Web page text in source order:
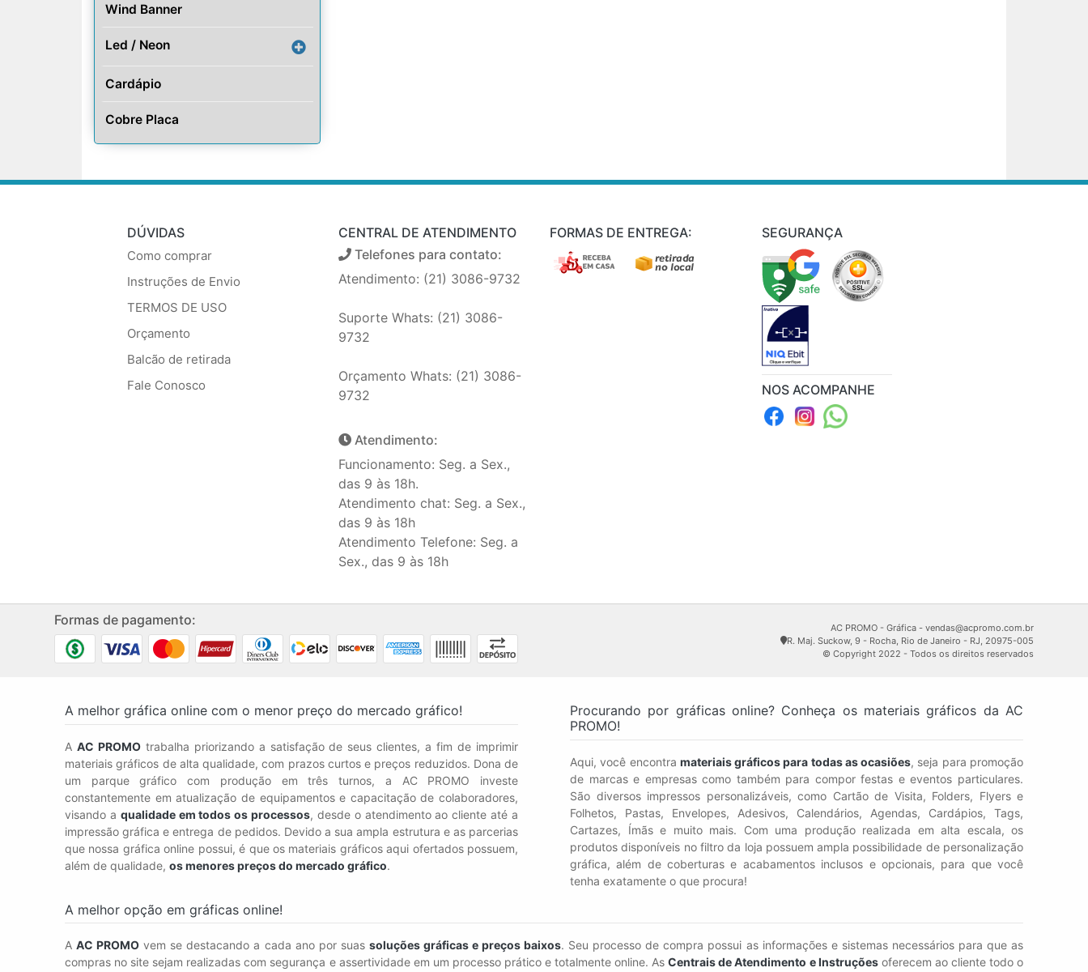
Wind Banner
Led / Neon
Cardápio
Cobre Placa
DÚVIDAS
Como comprar
Instruções de Envio
TERMOS DE USO
Orçamento
Balcão de retirada
Fale Conosco
CENTRAL DE ATENDIMENTO
Telefones para contato:
Atendimento: (21) 3086-9732
Suporte Whats: (21) 3086-
9732
Orçamento Whats: (21) 3086-
9732
Atendimento:
Funcionamento: Seg. a Sex.,
das 9 às 18h.
Atendimento chat: Seg. a Sex.,
das 9 às 18h
Atendimento Telefone: Seg. a
Sex., das 9 às 18h
FORMAS DE ENTREGA: SEGURANÇA
NOS ACOMPANHE
Formas de pagamento:
AC PROMO - Gráfica - vendas@acpromo.com.br
R. Maj. Suckow, 9 - Rocha, Rio de Janeiro - RJ, 20975-005
© Copyright 2022 - Todos os direitos reservados
A melhor gráfica online com o menor preço do mercado gráfico!
A AC PROMOtrabalha priorizando a satisfação de seus clientes, a fim de imprimir
materiais gráficos de alta qualidade, com prazos curtos e preços reduzidos. Dona de
um parque gráfico com produção em três turnos, a AC PROMO investe
constantemente em atualização de equipamentos e capacitação de colaboradores,
visando a qualidade em todos os processos, desde o atendimento ao cliente até a
impressão gráfica e entrega de pedidos. Devido a sua ampla estrutura e as parcerias
que nossa gráfica online possui, é que os materiais gráficos aqui ofertados possuem,
além de qualidade, os menores preços do mercado gráfico.
Procurando por gráficas online? Conheça os materiais gráficos da AC
PROMO!
Aqui, você encontra materiais gráficos para todas as ocasiões, seja para promoção
de marcas e empresas como também para compor festas e eventos particulares.
São diversos impressos personalizáveis, como Cartão de Visita, Folders, Flyers e
Folhetos, Pastas, Envelopes, Adesivos, Calendários, Agendas, Cardápios, Tags,
Cartazes, Ímãs e muito mais. Com uma produção realizada em alta escala, os
produtos disponíveis no filtro da loja possuem ampla possibilidade de personalização
gráfica, além de coberturas e acabamentos inclusos e opcionais, para que você
tenha exatamente o que procura!
A melhor opção em gráficas online!
AAC PROMO vem se destacando a cada ano por suas soluções gráficas e preços baixos. Seu processo de compra possui as informações e sistemas necessários para que as
compras no site sejam realizadas com segurança e assertividade em um processo prático e totalmente online. AsCentrais de Atendimento e Instruçõesoferecem ao cliente todo o